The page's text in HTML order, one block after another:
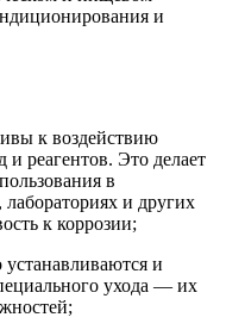
и
к воздействию
и реагентов. Это делает
в
и других
к коррозии;
и
ухода — их